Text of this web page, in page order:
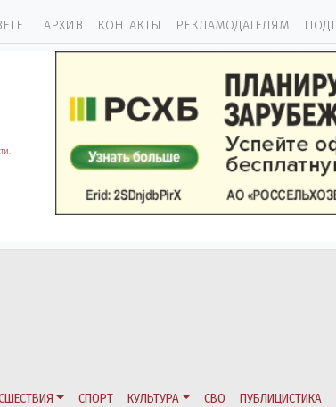
АРХИВ КОНТАКТЫ РЕКЛАМОДАТЕЛЯМ
СПОРТ КУЛЬТУРА СВО ПУБЛИЦИСТИКА